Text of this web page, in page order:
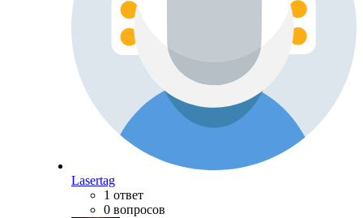
Lasertag
1 ответ
0 вопросов